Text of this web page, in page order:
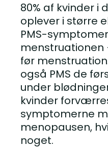
80% af kvinder i
oplever i større
PMS-
menstruationen
før
også PMS de
under
kvinder
symptomerne
menopausen,
noget.